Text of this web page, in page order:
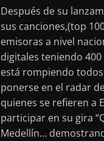
Después de su
sus canciones,(top
emisoras a nivel
digitales teniendo
está rompiendo
ponerse en el radar
quienes se refieren a
participar en su gira
Medellín…